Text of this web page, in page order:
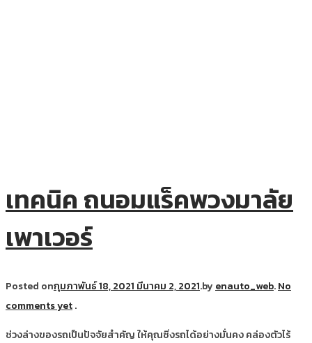
เทคนิค ถนอมแร็คพวงมาลัย
เพาเวอร์
Posted onกุมภาพันธ์ 18, 2021 มีนาคม 2, 2021.by enauto_web.No
comments yet.
ช่วงล่างของรถเป็นปัจจัยสำคัญ ให้คุณซิ่งรถได้อย่างมั่นคง คล่องตัวไร้